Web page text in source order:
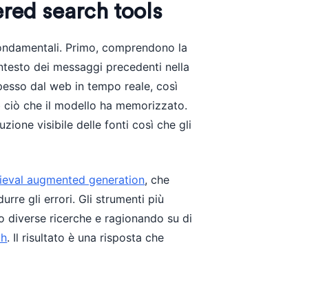
search tools
Primo, comprendono la
dei messaggi precedenti nella
dal web in tempo reale, così
che il modello ha memorizzato.
visibile delle fonti così che gli
augmented generation, che
gli errori. Gli strumenti più
diverse ricerche e ragionando su di
. Il risultato è una risposta che